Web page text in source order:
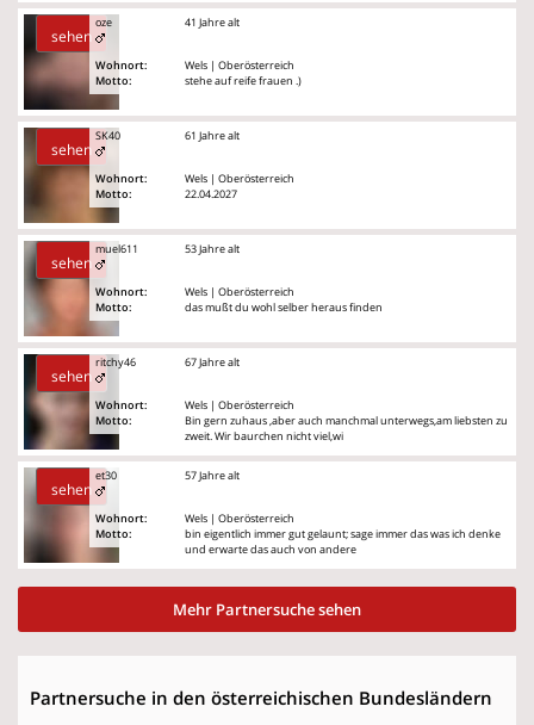
sehen
oze
Wohnort:
Motto:
41 Jahre alt
Wels | Oberösterreich
stehe auf reife frauen .)
sehen
SK40
Wohnort:
Motto:
61 Jahre alt
Wels | Oberösterreich
22.04.2027
sehen
muel611
Wohnort:
Motto:
53 Jahre alt
Wels | Oberösterreich
das mußt du wohl selber heraus finden
sehen
ritchy46
Wohnort:
Motto:
67 Jahre alt
Wels | Oberösterreich
Bin gern zuhaus ,aber auch manchmal unterwegs,am liebsten zu
zweit. Wir baurchen nicht viel,wi
sehen
et30
Wohnort:
Motto:
57 Jahre alt
Wels | Oberösterreich
bin eigentlich immer gut gelaunt; sage immer das was ich denke
und erwarte das auch von andere
Mehr Partnersuche sehen
Partnersuche in den österreichischen Bundesländern